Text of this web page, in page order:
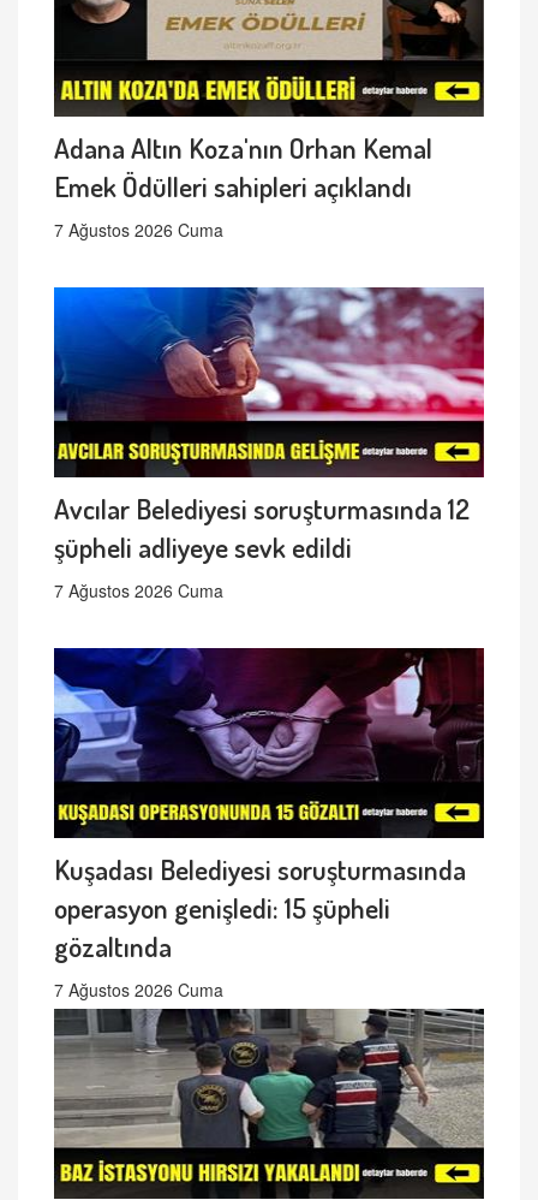
Adana Altın Koza'nın Orhan Kemal
Emek Ödülleri sahipleri açıklandı
7 Ağustos 2026 Cuma
Avcılar Belediyesi soruşturmasında 12
şüpheli adliyeye sevk edildi
7 Ağustos 2026 Cuma
Kuşadası Belediyesi soruşturmasında
operasyon genişledi: 15 şüpheli
gözaltında
7 Ağustos 2026 Cuma